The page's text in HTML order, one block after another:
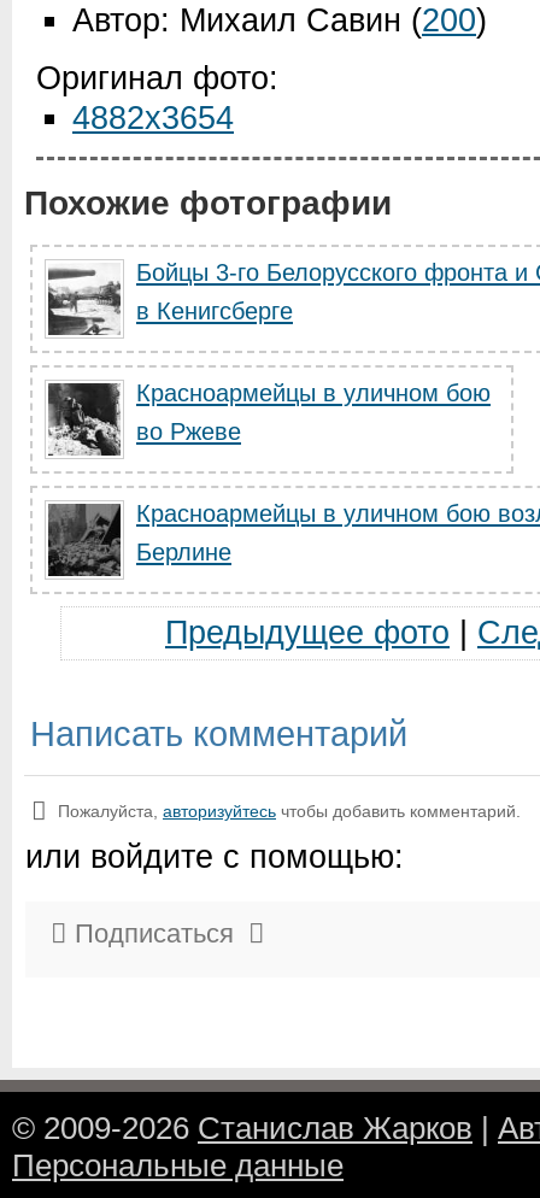
Автор: Михаил Савин (200)
Оригинал фото:
4882x3654
Похожие фотографии
Бойцы 3-го Белорусского фронта
в Кенигсберге
Красноармейцы в уличном бою
во Ржеве
Красноармейцы в уличном бою
Берлине
Предыдущее фото
Написать комментарий
Пожалуйста, авторизуйтесь чтобы добавить комментарий.
или войдите с помощью:
Подписаться
© 2009-2026 Станислав Жарков |
Персональные данные